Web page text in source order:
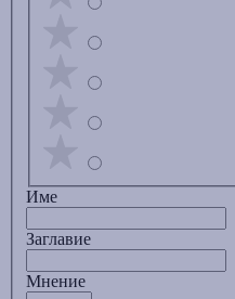
Име
Заглавиe
Мнение